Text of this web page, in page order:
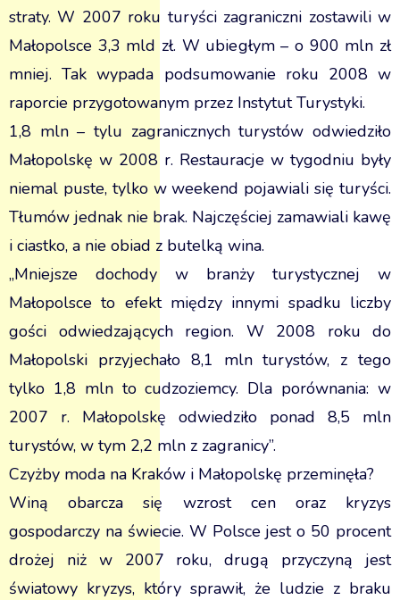
straty. W 2007 roku turyści zagraniczni zostawili w
Małopolsce 3,3 mld zł. W ubiegłym – o 900 mln zł
mniej. Tak wypada podsumowanie roku 2008 w
raporcie przygotowanym przez Instytut Turystyki.
1,8 mln – tylu zagranicznych turystów odwiedziło
Małopolskę w 2008 r. Restauracje w tygodniu były
niemal puste, tylko w weekend pojawiali się turyści.
Tłumów jednak nie brak. Najczęściej zamawiali kawę
i ciastko, a nie obiad z butelką wina.
„Mniejsze dochody w branży turystycznej w
Małopolsce to efekt między innymi spadku liczby
gości odwiedzających region. W 2008 roku do
Małopolski przyjechało 8,1 mln turystów, z tego
tylko 1,8 mln to cudzoziemcy. Dla porównania: w
2007 r. Małopolskę odwiedziło ponad 8,5 mln
turystów, w tym 2,2 mln z zagranicy”.
Czyżby moda na Kraków i Małopolskę przeminęła?
Winą obarcza się wzrost cen oraz kryzys
gospodarczy na świecie. W Polsce jest o 50 procent
drożej niż w 2007 roku, drugą przyczyną jest
światowy kryzys, który sprawił, że ludzie z braku